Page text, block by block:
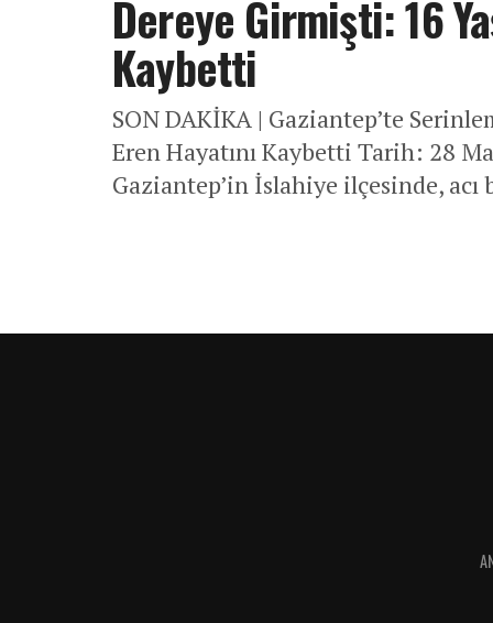
Dereye Girmişti: 16
Kaybetti
SON DAKİKA | Gaziantep’te
Eren Hayatını Kaybetti Tarih: 28
Gaziantep’in İslahiye ilçesinde, acı